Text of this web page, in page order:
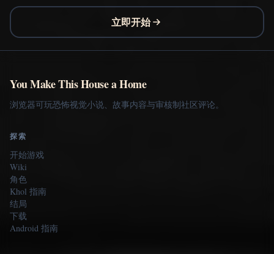
立即开始
You Make This House a Home
浏览器可玩恐怖视觉小说、故事内容与审核制社区评论。
探索
开始游戏
Wiki
角色
Khol 指南
结局
下载
Android 指南